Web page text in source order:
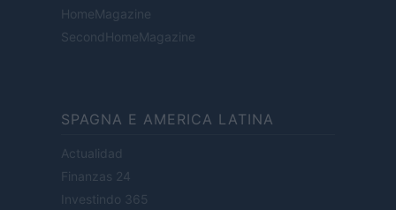
HomeMagazine
SecondHomeMagazine
SPAGNA E AMERICA LATINA
Actualidad
Finanzas 24
Investindo 365